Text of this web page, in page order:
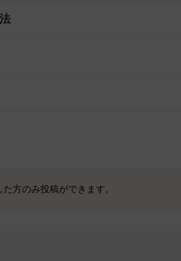
方のみ投稿ができます。